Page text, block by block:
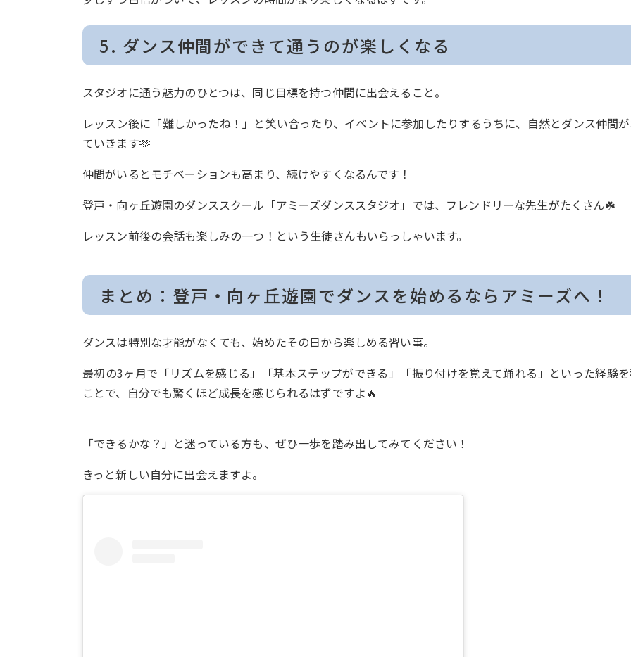
5. ダンス仲間ができて通うのが楽しくなる
スタジオに通う魅力のひとつは、同じ目標を持つ仲間に出会えること。
レッスン後に「難しかったね！」と笑い合ったり、イベントに参加したりするうちに、自然とダンス仲間
ていきます🫶
仲間がいるとモチベーションも高まり、続けやすくなるんです！
登戸・向ヶ丘遊園のダンススクール「アミーズダンススタジオ」では、フレンドリーな先生がたくさん☘️
レッスン前後の会話も楽しみの一つ！という生徒さんもいらっしゃいます。
まとめ：登戸・向ヶ丘遊園でダンスを始めるならアミーズへ！
ダンスは特別な才能がなくても、始めたその日から楽しめる習い事。
最初の3ヶ月で「リズムを感じる」「基本ステップができる」「振り付けを覚えて踊れる」といった経験
ことで、自分でも驚くほど成長を感じられるはずですよ🔥
「できるかな？」と迷っている方も、ぜひ一歩を踏み出してみてください！
きっと新しい自分に出会えますよ。